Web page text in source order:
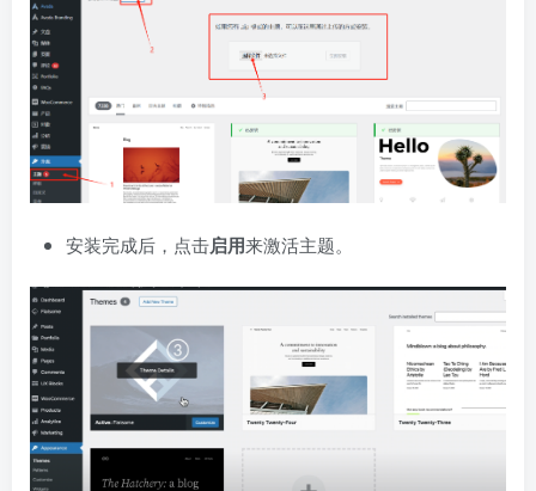
安装完成后，点击启用来激活主题。